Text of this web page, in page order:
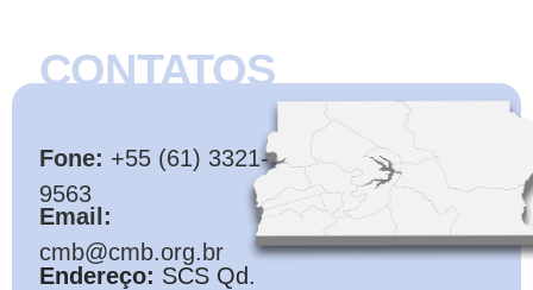
CONTATOS
Fone: +55 (61) 3321-
9563
Email:
cmb@cmb.org.br
Endereço: SCS Qd.